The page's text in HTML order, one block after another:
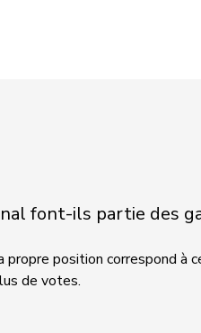
font-ils partie des
position correspond à
de votes.